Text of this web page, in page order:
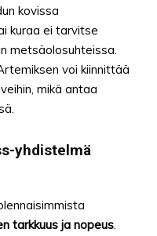
kovissa
kuraa ei tarvitse
metsäolosuhteissa.
voi kiinnittää
mikä antaa
yhdistelmä
tarkkuus ja nopeus.